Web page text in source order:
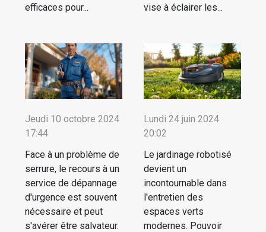
efficaces pour...
vise à éclairer les...
Jeudi 10 octobre 2024
17:44
Face à un problème de
serrure, le recours à un
service de dépannage
d'urgence est souvent
nécessaire et peut
s'avérer être salvateur.
Lundi 24 juin 2024
20:02
Le jardinage robotisé
devient un
incontournable dans
l'entretien des
espaces verts
modernes. Pouvoir